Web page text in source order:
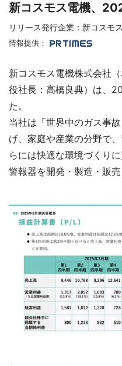
新コスモス電機、
リリース発行企業：新コスモ
情報提供：
新コスモス電機株式会社
役社長：高橋良典）は、
た。
当社は「世界中のガス事
げ、家庭や産業の分野で
らには快適な環境づくり
警報器を開発・製造・販売